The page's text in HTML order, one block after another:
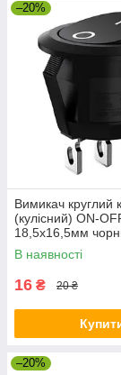
–20%
Вимикач круглий
(кулісний) ON-
18,5х16,5мм
В наявності
16 ₴ 20 ₴
–20%